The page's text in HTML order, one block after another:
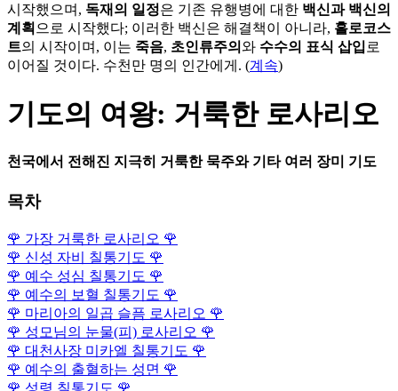
시작했으며, 독재의 일정은 기존 유행병에 대한 백신과 백신의
계획 으로 시작했다; 이러한 백신은 해결책이 아니라, 홀로코스
트의 시작이며, 이는 죽음, 초인류주의 와 수수의 표식 삽입 로
이어질 것이다. 수천만 명의 인간에게. (계속)
기도의 여왕: 거룩한 로사리오
천국에서 전해진 지극히 거룩한 묵주와 기타 여러 장미 기도
목차
🌹 가장 거룩한 로사리오 🌹
🌹 신성 자비 칠통기도 🌹
🌹 예수 성심 칠통기도 🌹
🌹 예수의 보혈 칠통기도 🌹
🌹 마리아의 일곱 슬픔 로사리오 🌹
🌹 성모님의 눈물(피) 로사리오 🌹
🌹 대천사장 미카엘 칠통기도 🌹
🌹 예수의 출혈하는 성면 🌹